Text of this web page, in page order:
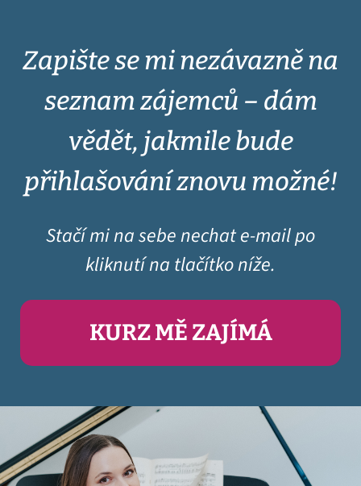
Zapište se mi nezávazně na
seznam zájemců – dám
vědět, jakmile bude
přihlašování znovu možné!
Stačí mi na sebe nechat e-mail po
kliknutí na tlačítko níže.
KURZ MĚ ZAJÍMÁ